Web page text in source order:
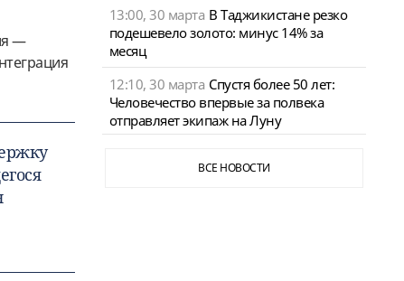
—
13:00, 30 марта В Таджикистане резко
подешевело золото: минус 14% за
месяц
12:10, 30 марта Спустя более 50 лет:
Человечество впервые за полвека
отправляет экипаж на Луну
ВСЕ НОВОСТИ